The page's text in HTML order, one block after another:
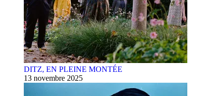
DITZ, EN PLEINE MONTÉE
13 novembre 2025